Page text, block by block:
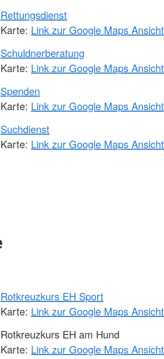
Rettungsdienst
Karte: Link zur Google Maps Ansicht
Schuldnerberatung
Karte: Link zur Google Maps Ansicht
Spenden
Karte: Link zur Google Maps Ansicht
Suchdienst
Karte: Link zur Google Maps Ansicht
Rotkreuzkurs EH Sport
Karte: Link zur Google Maps Ansicht
Rotkreuzkurs EH am Hund
Karte: Link zur Google Maps Ansicht